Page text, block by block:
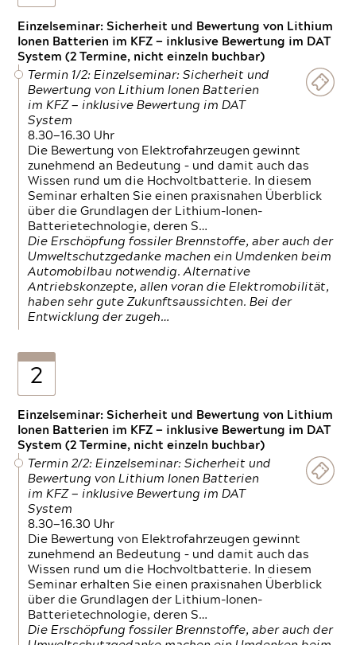
Einzelseminar: Sicherheit und Bewertung von Lithium
Ionen Batterien im KFZ — inklusive Bewertung im DAT
System (2 Termine, nicht einzeln buchbar)
Termin 1/2: Einzelseminar: Sicherheit und
Bewertung von Lithium Ionen Batterien
im KFZ — inklusive Bewertung im DAT
System
8.30—16.30 Uhr
Die Bewertung von Elektrofahrzeugen gewinnt
zunehmend an Bedeutung – und damit auch das
Wissen rund um die Hochvoltbatterie. In diesem
Seminar erhalten Sie einen praxisnahen Überblick
über die Grundlagen der Lithium-Ionen-
Batterietechnologie, deren S…
Die Erschöpfung fossiler Brennstoffe, aber auch der
Umweltschutzgedanke machen ein Umdenken beim
Automobilbau notwendig. Alternative
Antriebskonzepte, allen voran die Elektromobilität,
haben sehr gute Zukunftsaussichten. Bei der
Entwicklung der zugeh…
2
Einzelseminar: Sicherheit und Bewertung von Lithium
Ionen Batterien im KFZ — inklusive Bewertung im DAT
System (2 Termine, nicht einzeln buchbar)
Termin 2/2: Einzelseminar: Sicherheit und
Bewertung von Lithium Ionen Batterien
im KFZ — inklusive Bewertung im DAT
System
8.30—16.30 Uhr
Die Bewertung von Elektrofahrzeugen gewinnt
zunehmend an Bedeutung – und damit auch das
Wissen rund um die Hochvoltbatterie. In diesem
Seminar erhalten Sie einen praxisnahen Überblick
über die Grundlagen der Lithium-Ionen-
Batterietechnologie, deren S…
Die Erschöpfung fossiler Brennstoffe, aber auch der